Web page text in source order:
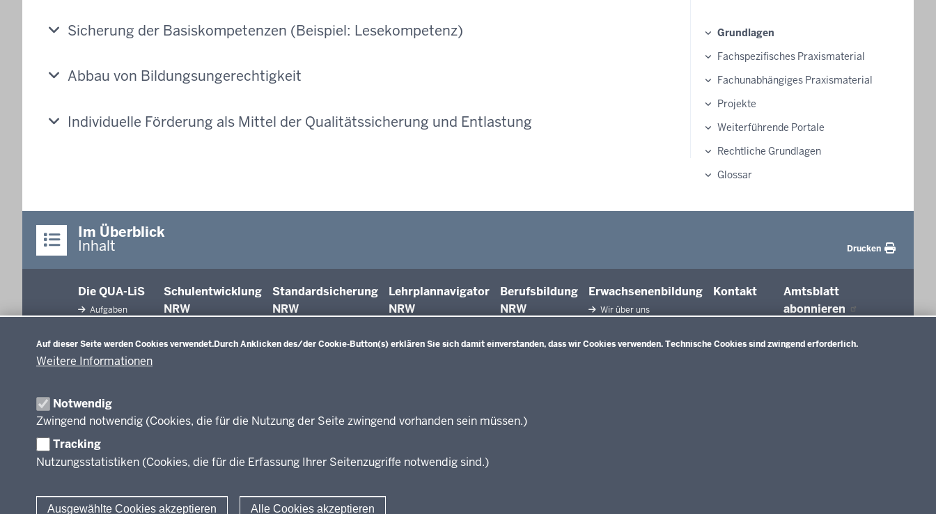
Auf dieser Seite werden Cookies verwendet.Durch Anklicken des/der Cookie-Button(s) erklären Sie sich damit einverstanden, dass wir Cookies verwenden. Technische Cookies sind zwingend erforderlich.
Weitere Informationen
Notwendig
Zwingend notwendig (Cookies, die für die Nutzung der Seite zwingend vorhanden sein müssen.)
Tracking
Nutzungsstatistiken (Cookies, die für die Erfassung Ihrer Seitenzugriffe notwendig sind.)
Ausgewählte Cookies akzeptieren Alle Cookies akzeptieren
Sicherung der Basiskompetenzen (Beispiel: Lesekompetenz)
Abbau von Bildungsungerechtigkeit
Individuelle Förderung als Mittel der Qualitätssicherung und Entlastung
Grundlagen
Fachspezifisches Praxismaterial
Fachunabhängiges Praxismaterial
Projekte
Weiterführende Portale
Rechtliche Grundlagen
Glossar
Im Überblick
Inhalt Drucken
Die QUA-LiS
Aufgaben
Veranstaltungen
Veröffentlichungen
Organisation
Stellenangebote
Schulentwicklung
NRW
Unterricht
Standardsicherung
NRW
Lehrplannavigator
NRW
Berufsbildung
NRW
Erwachsenenbildung
Wir über uns
Kontakt
Amtsblatt
abonnieren